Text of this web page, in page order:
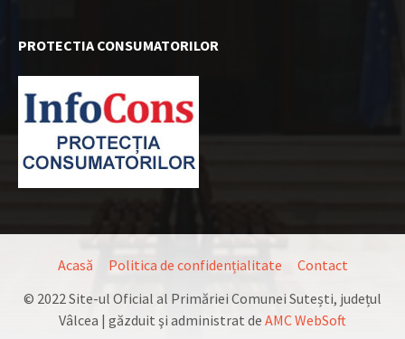
PROTECTIA CONSUMATORILOR
Acasă Politica de confidențialitate
Contact
© 2022 Site-ul Oficial al Primăriei Comunei Sutești, județul
Vâlcea | găzduit şi administrat de AMC WebSoft